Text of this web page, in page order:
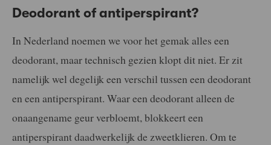
Deodorant of antiperspirant?
In Nederland noemen we voor het gemak alles een
deodorant, maar technisch gezien klopt dit niet. Er zit
namelijk wel degelijk een verschil tussen een deodorant
en een antiperspirant. Waar een deodorant alleen de
onaangename geur verbloemt, blokkeert een
antiperspirant daadwerkelijk de zweetklieren. Om te